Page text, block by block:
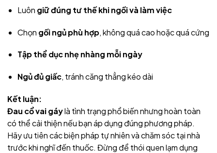
Luôn giữ đúng tư thế khi ngồi và làm việc
Chọn gối ngủ phù hợp, không quá cao hoặc quá cứng
Tập thể dục nhẹ nhàng mỗi ngày
Ngủ đủ giấc, tránh căng thẳng kéo dài
Kết luận:
Đau cổ vai gáylà tình trạng phổ biến nhưng hoàn toàn
có thể cải thiện nếu bạn áp dụng đúng phương pháp.
Hãy ưu tiên các biện pháp tự nhiên và chăm sóc tại nhà
trước khi nghĩ đến thuốc. Đừng để thói quen lạm dụng